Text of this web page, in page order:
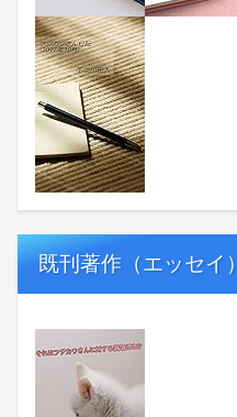
既刊著作（エッセイ）